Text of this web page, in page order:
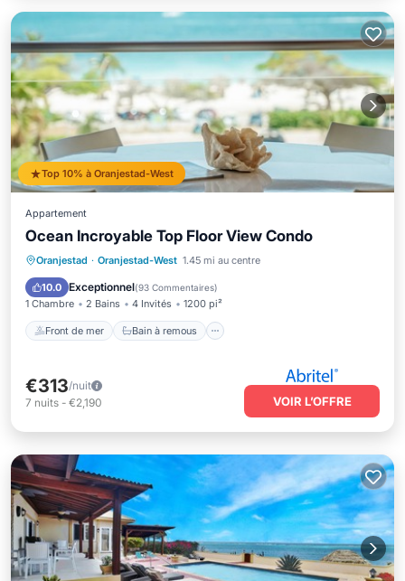
Top 10% à Oranjestad-West
Appartement
Ocean Incroyable Top Floor View Condo
Oranjestad · Oranjestad-West 1.45 mi au centre
10.0 Exceptionnel(93 Commentaires)
1 Chambre 2 Bains 4 Invités 1200 pi²
Front de mer Bain à remous
Front de mer Bain à remous
Piscine
€313/nuit
7 nuits - €2,190 VOIR L’OFFRE